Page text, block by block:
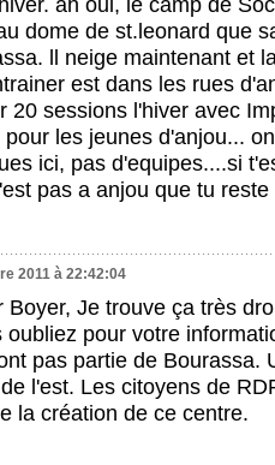
dome de st.leonard que
ll neige maintenant et
est dans les rues
20 sessions l'hiver avec
les jeunes d'anjou...
ici, pas d'equipes....si
pas a anjou que tu reste
2011 à 22:42:04
Boyer, Je trouve ça très
oubliez pour votre
pas partie de Bourassa.
l'est. Les citoyens de
la création de ce centre.